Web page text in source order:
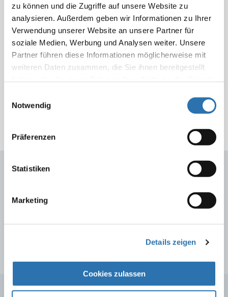
zu können und die Zugriffe auf unsere Website zu
analysieren. Außerdem geben wir Informationen zu Ihrer
Verwendung unserer Website an unsere Partner für
soziale Medien, Werbung und Analysen weiter. Unsere
Partner führen diese Informationen möglicherweise mit
weiteren Daten zusammen, die Sie ihnen bereitgestellt
Cookies, wenn Sie unsere Webseite weiterhin
Notwendig
Präferenzen
Statistiken
Marketing
Details zeigen
Cookies zulassen
Fortbildungskalender der Landesärztekammer
Sachsen
Bundesländer